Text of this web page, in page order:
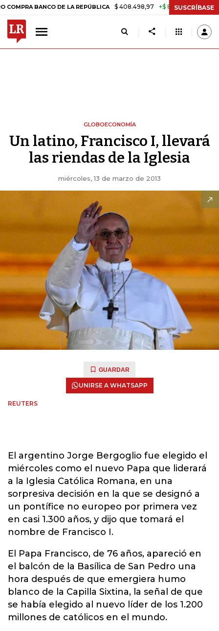
BANCO DE LA REPÚBLICA $ 408.498,97 +$ 8.753,81 +2,19% TASA
SUSCRÍBASE
GLOBOECONOMÍA
Un latino, Francisco I, llevará
las riendas de la Iglesia
miércoles, 13 de marzo de 2013
GUARDAR
UNIRSE A WHATSAPP
REUTERS
El argentino Jorge Bergoglio fue elegido el
miércoles como el nuevo Papa que liderará
a la Iglesia Católica Romana, en una
sorpresiva decisión en la que se designó a
un pontífice no europeo por primera vez
en casi 1.300 años, y dijo que tomará el
nombre de Francisco I.
El Papa Francisco, de 76 años, apareció en
el balcón de la Basílica de San Pedro una
hora después de que emergiera humo
blanco de la Capilla Sixtina, la señal de que
se había elegido al nuevo líder de los 1.200
millones de católicos en el mundo.